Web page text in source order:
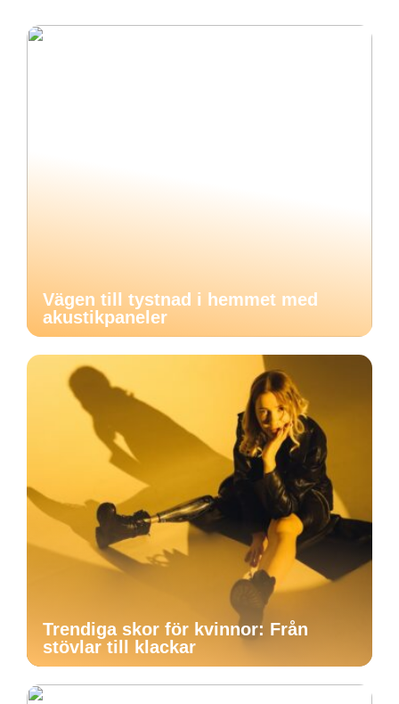
Vägen till tystnad i hemmet med
akustikpaneler
Trendiga skor för kvinnor: Från
stövlar till klackar